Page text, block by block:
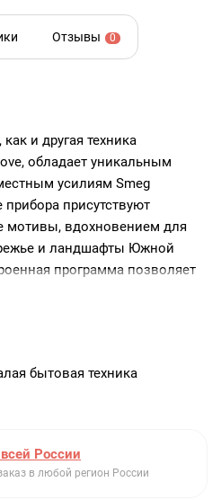
Отзывы 0
и другая техника
обладает уникальным
усилиям Smeg
прибора присутствуют
мотивы, вдохновением для
и ландшафты Южной
программа позволяет
консистенции, а режим
качественное
бытовая техника
России
в любой регион России